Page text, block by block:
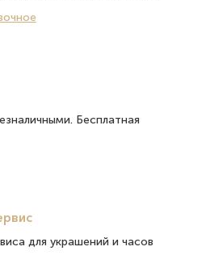
Бесплатная
для украшений и часов